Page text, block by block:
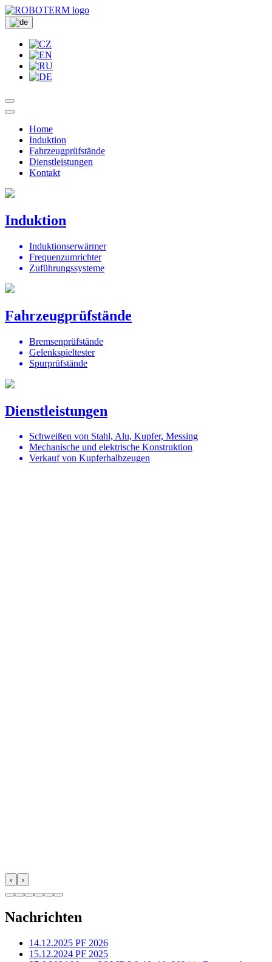
Home
Induktion
Fahrzeugprüfstände
Dienstleistungen
Kontakt
Induktion
Induktionserwärmer
Frequenzumrichter
Zuführungssysteme
Fahrzeugprüfstände
Bremsenprüfstände
Gelenkspieltester
Spurprüfstände
Dienstleistungen
Schweißen von Stahl, Alu, Kupfer, Messing
Mechanische und elektrische Konstruktion
Verkauf von Kupferhalbzeugen
‹ ›
Nachrichten
14.12.2025 PF 2026
15.12.2024 PF 2025